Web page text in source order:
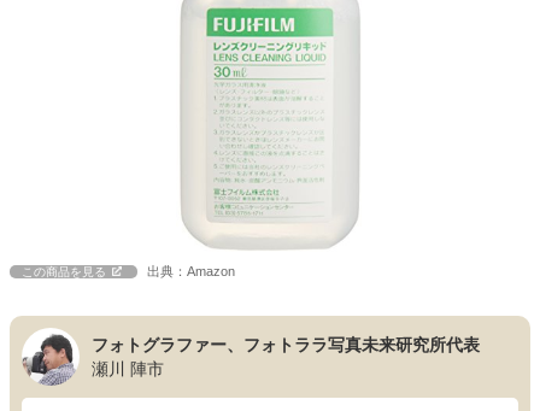
この商品を見る 出典：Amazon
フォトグラファー、フォトララ写真未来研究所代表
瀬川 陣市